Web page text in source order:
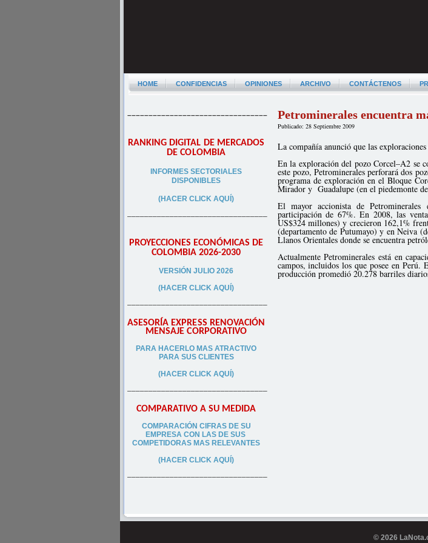
HOME CONFIDENCIAS OPINIONES ARCHIVO CONTÁCTENOS
–––––––––––––––––––––––––––––––––
RANKING DIGITAL DE MERCADOS
DE COLOMBIA
INFORMES SECTORIALES
DISPONIBLES
(HACER CLICK AQUÍ)
–––––––––––––––––––––––––––––––––
PROYECCIONES ECONÓMICAS DE
COLOMBIA 2026-2030
VERSIÓN JULIO 2026
(HACER CLICK AQUÍ)
–––––––––––––––––––––––––––––––––
ASESORÍA EXPRESS RENOVACIÓN
MENSAJE CORPORATIVO
PARA HACERLO MAS ATRACTIVO
PARA SUS CLIENTES
(HACER CLICK AQUÍ)
–––––––––––––––––––––––––––––––––
COMPARATIVO A SU MEDIDA
COMPARACIÓN CIFRAS DE SU
EMPRESA CON LAS DE SUS
COMPETIDORAS MAS RELEVANTES
(HACER CLICK AQUÍ)
–––––––––––––––––––––––––––––––––
Petrominerales encuentra
Publicado: 28 Septiembre 2009
La compañía anunció que las
En la exploración del pozo Corcel–A2 se
este pozo, Petrominerales perforará dos
programa de exploración en el Bloque
Mirador y Guadalupe (en el piedemonte
El mayor accionista de Petrominerales
participación de 67%. En 2008, las
US$324 millones) y crecieron 162,1%
(departamento de Putumayo) y en Neiva
Llanos Orientales donde se encuentra
Actualmente Petrominerales está en
campos, incluidos los que posee en Perú.
producción promedió 20.278 barriles
© 2026